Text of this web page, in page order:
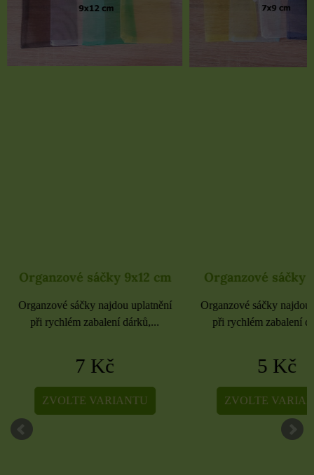
Organzové sáčky 9x12 cm
Organzové sáčky najdou uplatnění
při rychlém zabalení dárků,...
7 Kč
ZVOLTE VARIANTU
Organzové sáčky
Organzové sáčky najdou
při rychlém zabalení
5 Kč
ZVOLTE